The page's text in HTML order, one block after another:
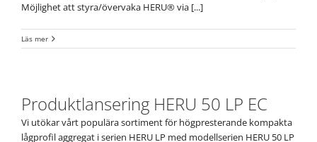
Möjlighet att styra/övervaka HERU® via [...]
Läs mer
Produktlansering HERU 50 LP EC
Vi utökar vårt populära sortiment för högpresterande kompakta
lågprofil aggregat i serien HERU LP med modellserien HERU 50 LP